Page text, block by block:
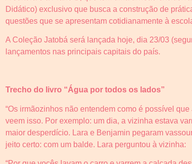
Didático) exclusivo que busca a construção de
questões que se apresentam cotidianamente à
A Coleção Jatobá será lançada hoje, dia 23/03
lançamentos nas principais capitais do país.
Trecho do livro “Água por todos os lados”
“Os irmãozinhos não entendem como é possível
veem isso. Por exemplo: um dia, a vizinha estava
maior desperdício. Lara e Benjamin pegaram
jeito certo: com um balde. Lara perguntou à vizinha: